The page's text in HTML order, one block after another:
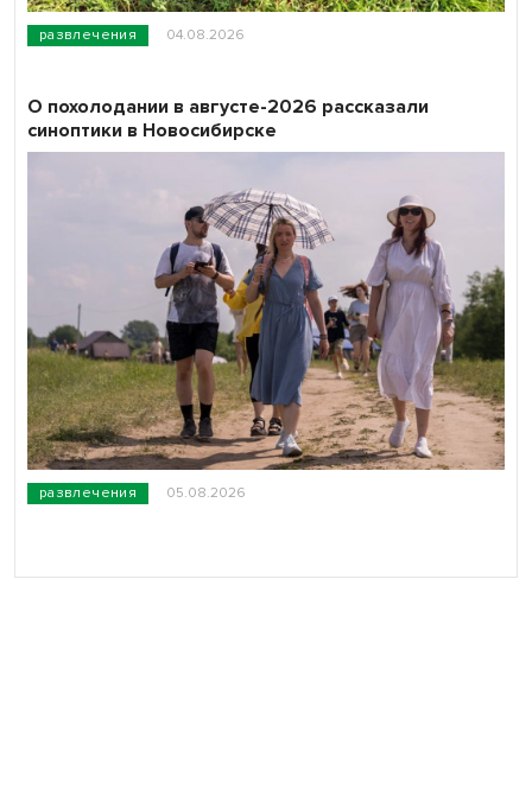
развлечения 04.08.2026
развлечения 05.08.2026
О похолодании в августе-2026 рассказали
синоптики в Новосибирске